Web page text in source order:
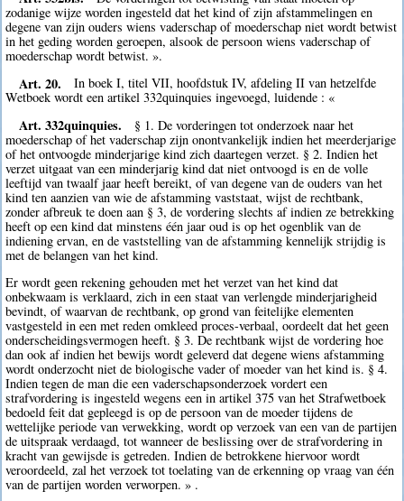
zodanige wijze worden ingesteld dat het kind of zijn afstammelingen en
degene van zijn ouders wiens vaderschap of moederschap niet wordt betwist
in het geding worden geroepen, alsook de persoon wiens vaderschap of
moederschap wordt betwist. ».
Art. 20.
In boek I, titel VII, hoofdstuk IV, afdeling II van hetzelfde
Wetboek wordt een artikel 332quinquies ingevoegd, luidende : «
Art. 332quinquies.
§ 1. De vorderingen tot onderzoek naar het
moederschap of het vaderschap zijn onontvankelijk indien het meerderjarige
of het ontvoogde minderjarige kind zich daartegen verzet. § 2. Indien het
verzet uitgaat van een minderjarig kind dat niet ontvoogd is en de volle
leeftijd van twaalf jaar heeft bereikt, of van degene van de ouders van het
kind ten aanzien van wie de afstamming vaststaat, wijst de rechtbank,
zonder afbreuk te doen aan § 3, de vordering slechts af indien ze betrekking
heeft op een kind dat minstens één jaar oud is op het ogenblik van de
indiening ervan, en de vaststelling van de afstamming kennelijk strijdig is
met de belangen van het kind.
Er wordt geen rekening gehouden met het verzet van het kind dat
onbekwaam is verklaard, zich in een staat van verlengde minderjarigheid
bevindt, of waarvan de rechtbank, op grond van feitelijke elementen
vastgesteld in een met reden omkleed proces-verbaal, oordeelt dat het geen
onderscheidingsvermogen heeft. § 3. De rechtbank wijst de vordering hoe
dan ook af indien het bewijs wordt geleverd dat degene wiens afstamming
wordt onderzocht niet de biologische vader of moeder van het kind is. § 4.
Indien tegen de man die een vaderschapsonderzoek vordert een
strafvordering is ingesteld wegens een in artikel 375 van het Strafwetboek
bedoeld feit dat gepleegd is op de persoon van de moeder tijdens de
wettelijke periode van verwekking, wordt op verzoek van een van de partijen
de uitspraak verdaagd, tot wanneer de beslissing over de strafvordering in
kracht van gewijsde is getreden. Indien de betrokkene hiervoor wordt
veroordeeld, zal het verzoek tot toelating van de erkenning op vraag van één
van de partijen worden verworpen. » .